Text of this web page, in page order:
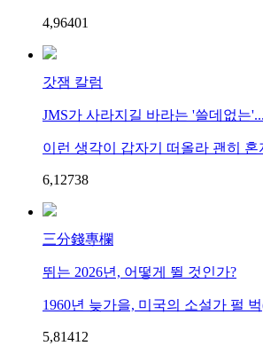
4,96401
갓잼 칼럼
JMS가 사라지길 바라는 '쓸데없는'...
이런 생각이 갑자기 떠올라 괜히 혼
6,12738
三分錢專欄
뛰는 2026년, 어떻게 뛸 것인가?
1960년 늦가을, 미국의 소설가 펄 벅
5,8141 2